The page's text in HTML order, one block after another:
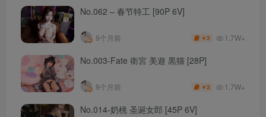
No.062 – 春节特工 [90P 6V]
9个月前 ￥3 1.7W+
No.003-Fate 衛宮 美遊 黒猫 [28P]
9个月前 ￥3 1.7W+
No.014-奶桃 圣诞女郎 [45P 6V]